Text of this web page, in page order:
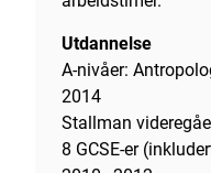
Utdannelse
A-nivåer:
2014
Stallman
8 GCSE-er